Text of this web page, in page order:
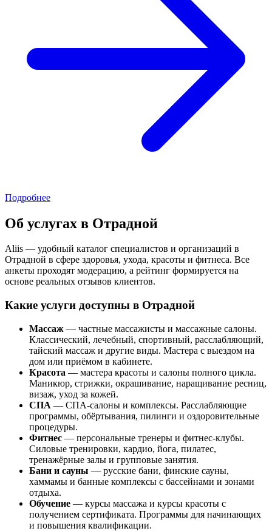
Подробнее
Об услугах в Отрадной
Aliis — удобный каталог специалистов и организаций в
Отрадной в сфере здоровья, ухода, красоты и фитнеса. Все
анкеты проходят модерацию, а рейтинг формируется на
основе реальных отзывов клиентов.
Какие услуги доступны в Отрадной
Массаж — частные массажисты и массажные салоны.
Классический, лечебный, спортивный, расслабляющий,
тайский массаж и другие виды. Мастера с выездом на
дом или приёмом в кабинете.
Красота — мастера красоты и салоны полного цикла.
Маникюр, стрижки, окрашивание, наращивание ресниц,
визаж, уход за кожей.
СПА — СПА-салоны и комплексы. Расслабляющие
программы, обёртывания, пилинги и оздоровительные
процедуры.
Фитнес — персональные тренеры и фитнес-клубы.
Силовые тренировки, кардио, йога, пилатес,
тренажёрные залы и групповые занятия.
Бани и сауны — русские бани, финские сауны,
хаммамы и банные комплексы с бассейнами и зонами
отдыха.
Обучение — курсы массажа и курсы красоты с
получением сертификата. Программы для начинающих
и повышения квалификации.